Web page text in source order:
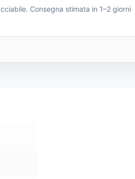
Consegna stimata in 1–2 giorni